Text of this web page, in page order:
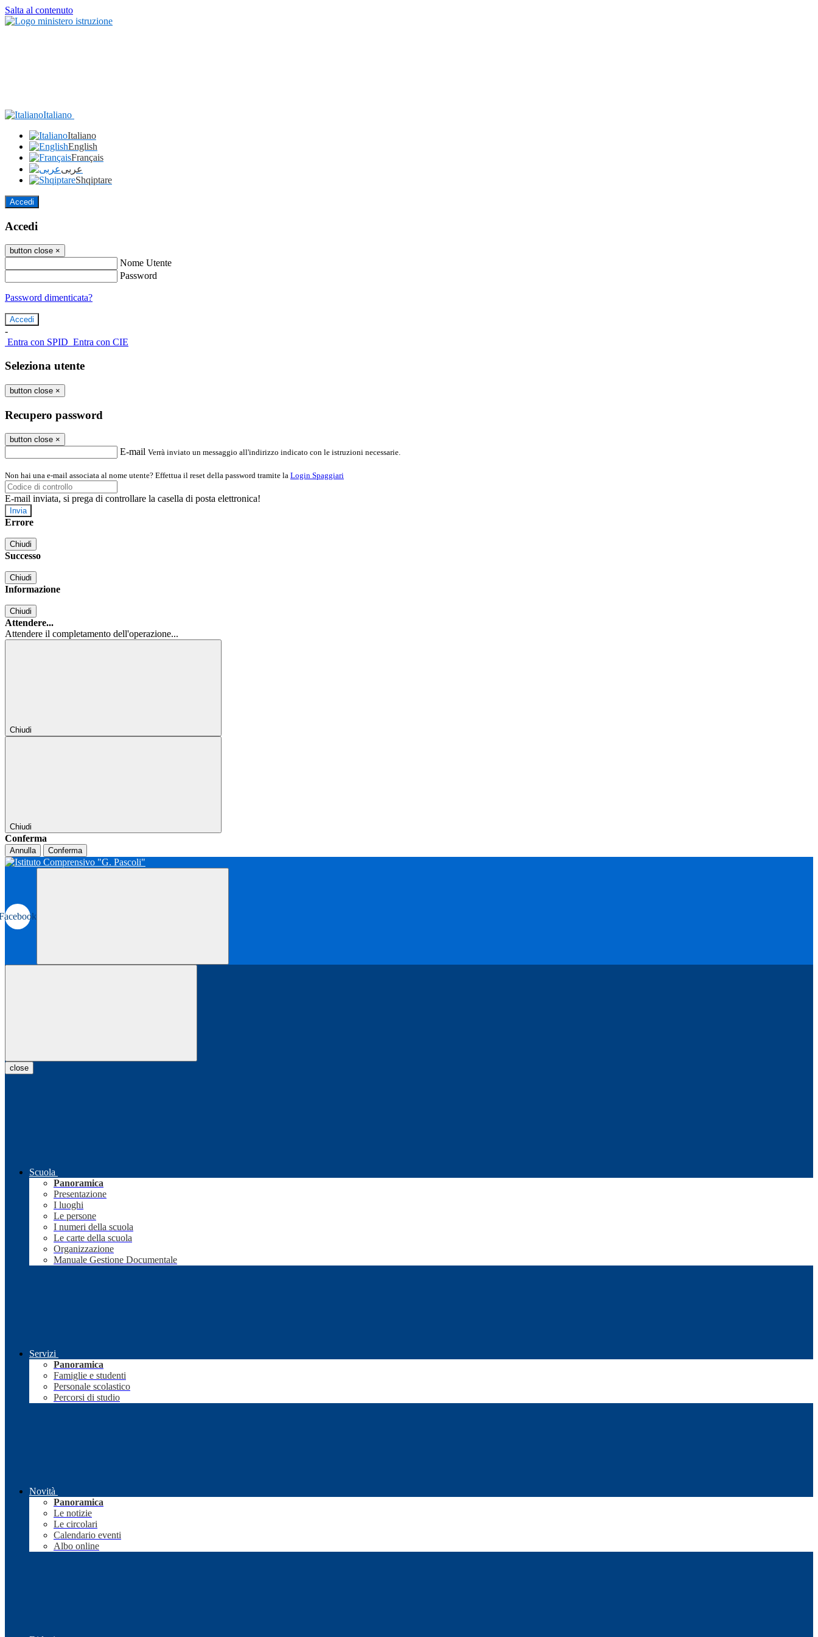
Salta al contenuto
Italiano
Italiano
English
Français
عربى
Shqiptare
Accedi
Accedi
button close ×
Nome Utente
Password
Password dimenticata?
-
Entra con SPID Entra con CIE
Seleziona utente
button close ×
Recupero password
button close ×
E-mail Verrà inviato un messaggio all'indirizzo indicato con le istruzioni necessarie.
Non hai una e-mail associata al nome utente? Effettua il reset della password tramite la Login Spaggiari
E-mail inviata, si prega di controllare la casella di posta elettronica!
Errore
Chiudi
Successo
Chiudi
Informazione
Chiudi
Attendere...
Attendere il completamento dell'operazione...
Chiudi
Chiudi
Conferma
Annulla Conferma
close
Scuola
Panoramica
Presentazione
I luoghi
Le persone
I numeri della scuola
Le carte della scuola
Organizzazione
Manuale Gestione Documentale
Servizi
Panoramica
Famiglie e studenti
Personale scolastico
Percorsi di studio
Novità
Panoramica
Le notizie
Le circolari
Calendario eventi
Albo online